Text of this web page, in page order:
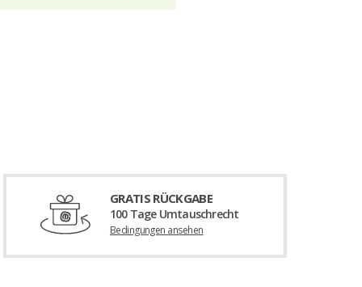
GRATIS RÜCKGABE
100 Tage Umtauschrecht
Bedingungen ansehen